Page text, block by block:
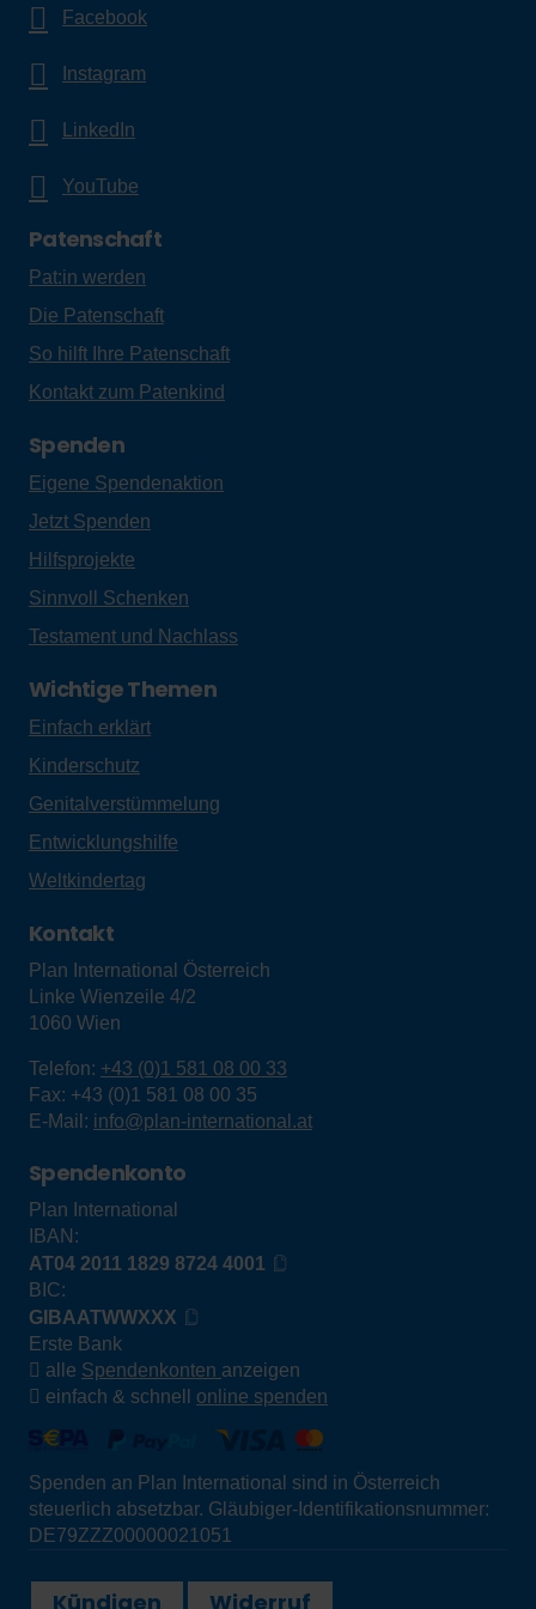
Facebook
Instagram
LinkedIn
YouTube
Patenschaft
Pat:in werden
Die Patenschaft
So hilft Ihre Patenschaft
Kontakt zum Patenkind
Spenden
Eigene Spendenaktion
Jetzt Spenden
Hilfsprojekte
Sinnvoll Schenken
Testament und Nachlass
Wichtige Themen
Einfach erklärt
Kinderschutz
Genitalverstümmelung
Entwicklungshilfe
Weltkindertag
Kontakt
Plan International Österreich
Linke Wienzeile 4/2
1060 Wien
Telefon: +43 (0)1 581 08 00 33
Fax: +43 (0)1 581 08 00 35
E-Mail: info@plan-international.at
Spendenkonto
Plan International
IBAN:
AT04 2011 1829 8724 4001
BIC:
GIBAATWWXXX
Erste Bank
alle Spendenkonten anzeigen
einfach & schnell online spenden
Spenden an Plan International sind in Österreich
steuerlich absetzbar. Gläubiger-Identifikationsnummer:
DE79ZZZ00000021051
Kündigen Widerruf